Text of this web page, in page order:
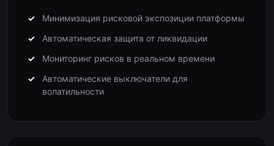
Минимизация рисковой экспозиции платформы
Автоматическая защита от ликвидации
Мониторинг рисков в реальном времени
Автоматические выключатели для
волатильности